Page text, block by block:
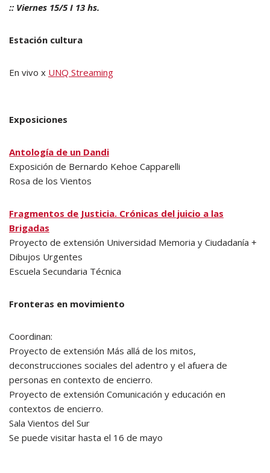
:: Viernes 15/5 I 13 hs.
Estación cultura
En vivo x UNQ Streaming
Exposiciones
Antología de un Dandi
Exposición de Bernardo Kehoe Capparelli
Rosa de los Vientos
Fragmentos de Justicia. Crónicas del juicio a las
Brigadas
Proyecto de extensión Universidad Memoria y Ciudadanía +
Dibujos Urgentes
Escuela Secundaria Técnica
Fronteras en movimiento
Coordinan:
Proyecto de extensión Más allá de los mitos,
deconstrucciones sociales del adentro y el afuera de
personas en contexto de encierro.
Proyecto de extensión Comunicación y educación en
contextos de encierro.
Sala Vientos del Sur
Se puede visitar hasta el 16 de mayo